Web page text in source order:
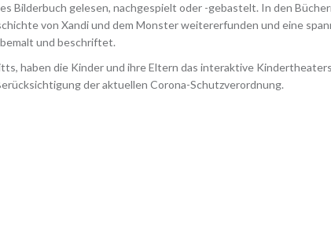
Bilderbuch gelesen, nachgespielt oder -gebastelt. In den
von Xandi und dem Monster weitererfunden und eine
und beschriftet.
haben die Kinder und ihre Eltern das interaktive
der aktuellen Corona-Schutzverordnung.